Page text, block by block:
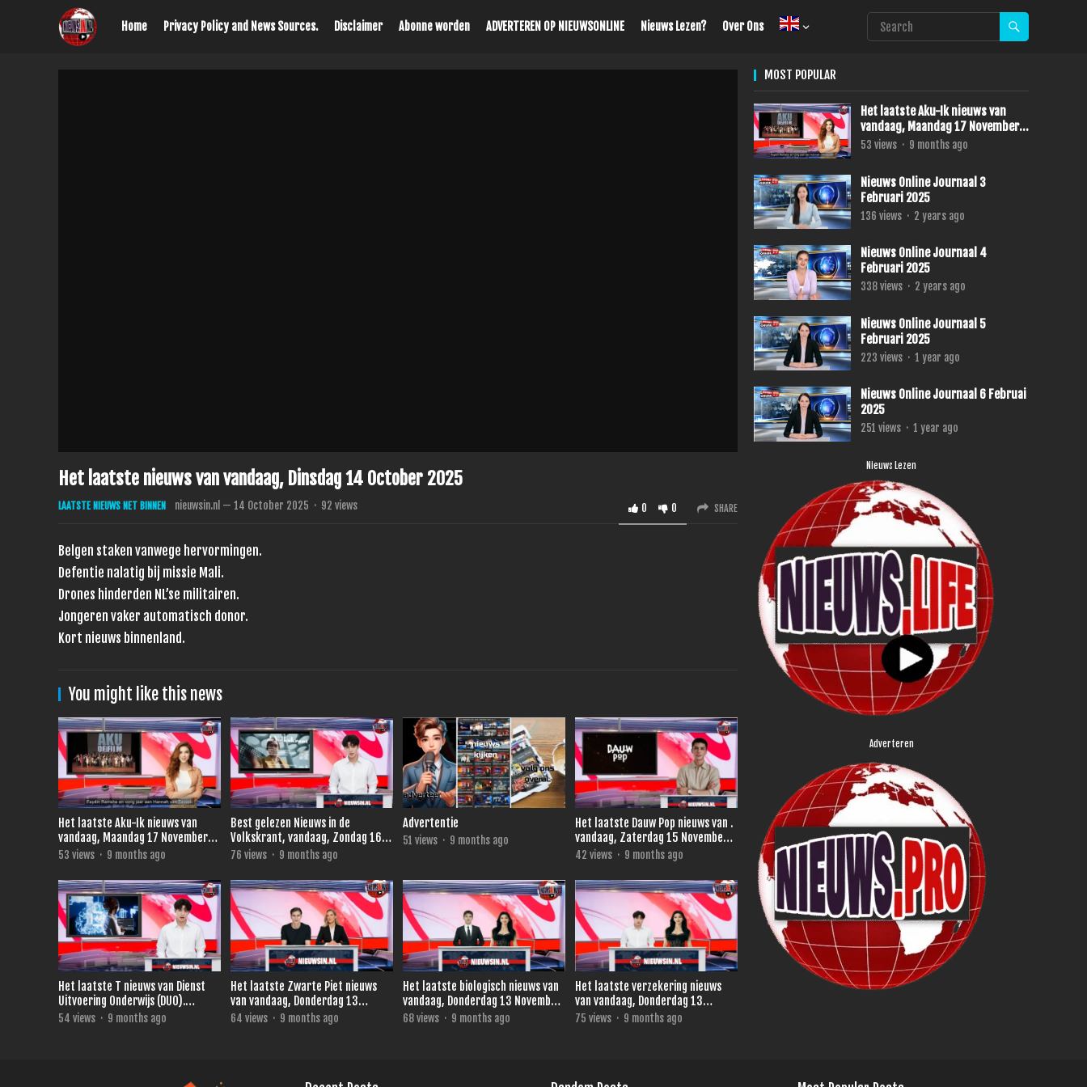
Home Privacy Policy and News Sources. Disclaimer Abonne worden ADVERTEREN OP NIEUWSONLINE Nieuws Lezen? Over Ons
Het laatste nieuws van vandaag, Dinsdag 14 October 2025
LAATSTE NIEUWS NET BINNEN nieuwsin.nl — 14 October 2025 · 92 views 0 0 SHARE
Belgen staken vanwege hervormingen.
Defentie nalatig bij missie Mali.
Drones hinderden NL’se militairen.
Jongeren vaker automatisch donor.
Kort nieuws binnenland.
You might like this news
Het laatste Aku-Ik nieuws van
vandaag, Maandag 17 November
2025.
53 views · 9 months ago
Best gelezen Nieuws in de
Volkskrant, vandaag, Zondag 16
November 2025
76 views · 9 months ago
Advertentie
51 views · 9 months ago
Het laatste Dauw Pop nieuws van .
vandaag, Zaterdag 15 November
2025
42 views · 9 months ago
Het laatste T nieuws van Dienst
Uitvoering Onderwijs (DUO).
vandaag, Vrijdag 14 November
54 views · 9 months ago
Het laatste Zwarte Piet nieuws
van vandaag, Donderdag 13
November 2025.
64 views · 9 months ago
Het laatste biologisch nieuws van
vandaag, Donderdag 13 November
2025.
68views · 9 months ago
Het laatste verzekering nieuws
van vandaag, Donderdag 13
November 2025.
75 views · 9 months ago
MOST POPULAR
Het laatste Aku-Ik nieuws van
vandaag, Maandag 17 November
2025.
53 views · 9 months ago
Nieuws Online Journaal 3
Februari 2025
136 views · 2 years ago
Nieuws Online Journaal 4
Februari 2025
338views · 2 years ago
Nieuws Online Journaal 5
Februari 2025
223 views · 1 year ago
Nieuws Online Journaal 6 Februai
2025
251 views · 1 year ago
Nieuws Lezen
Adverteren